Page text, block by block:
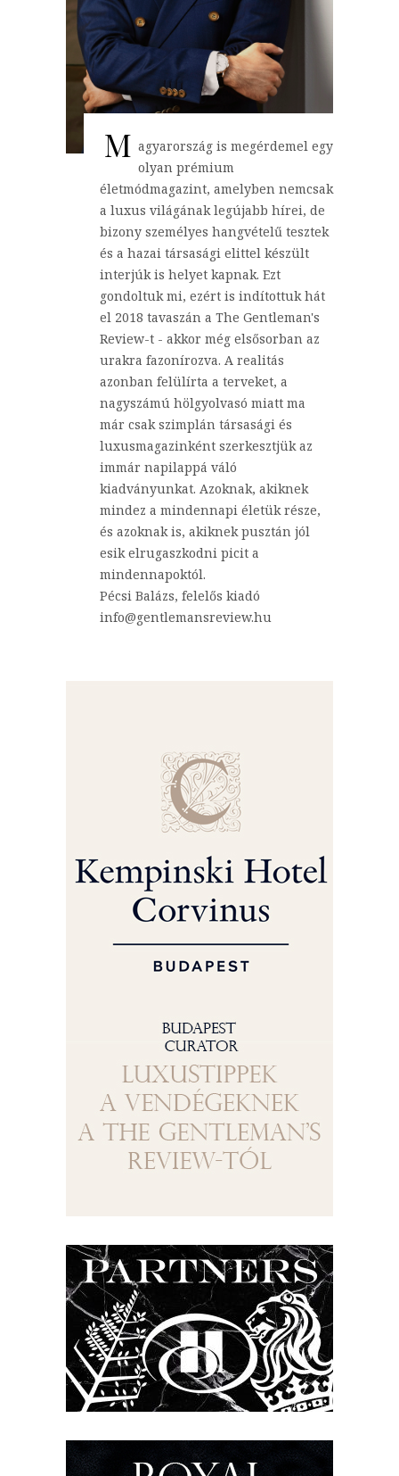
M agyarország is megérdemel egy
olyan prémium
életmódmagazint, amelyben nemcsak
a luxus világának legújabb hírei, de
bizony személyes hangvételű tesztek
és a hazai társasági elittel készült
interjúk is helyet kapnak. Ezt
gondoltuk mi, ezért is indítottuk hát
el 2018 tavaszán a The Gentleman's
Review-t - akkor még elsősorban az
urakra fazonírozva. A realitás
azonban felülírta a terveket, a
nagyszámú hölgyolvasó miatt ma
már csak szimplán társasági és
luxusmagazinként szerkesztjük az
immár napilappá váló
kiadványunkat. Azoknak, akiknek
mindez a mindennapi életük része,
és azoknak is, akiknek pusztán jól
esik elrugaszkodni picit a
mindennapoktól.
Pécsi Balázs, felelős kiadó
info@gentlemansreview.hu